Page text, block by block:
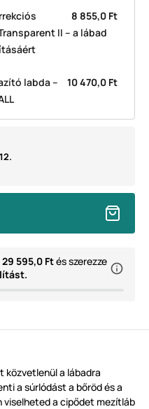
8 855,0 Ft
II – a lábad
10 470,0 Ft
labda –
29 595,0 Ftés szerezze
közvetlenül a lábadra
a súrlódást a bőröd és a
a cipődet mezítláb